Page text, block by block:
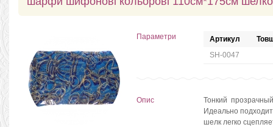
Параметри Артикул
SH-0047
Опис
Тонкий
Идеально
шелк легко